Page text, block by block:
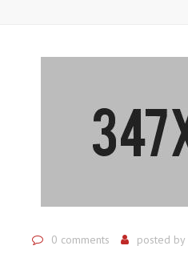
0 comments posted by